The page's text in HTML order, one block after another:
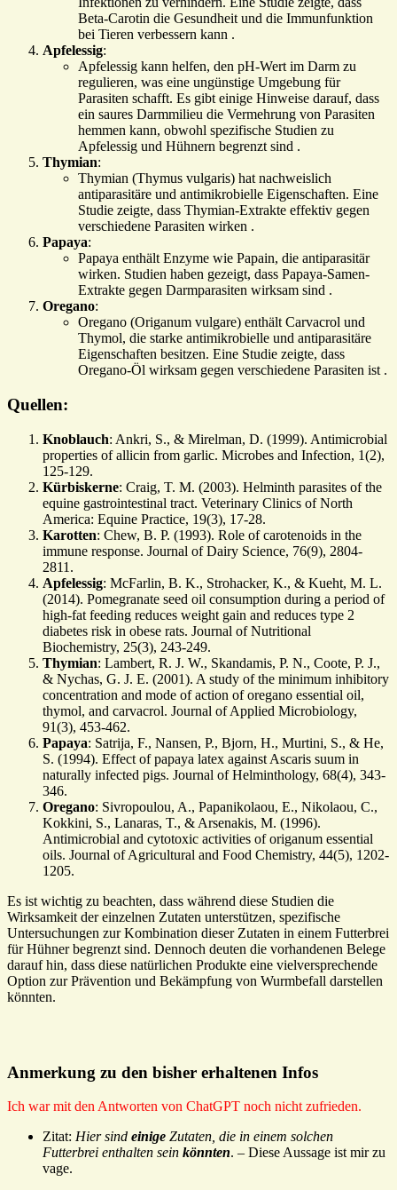
Beta-Carotin die Gesundheit und die Immunfunktion
bei Tieren verbessern kann .
Apfelessig:
Apfelessig kann helfen, den pH-Wert im Darm zu
regulieren, was eine ungünstige Umgebung für
Parasiten schafft. Es gibt einige Hinweise darauf, dass
ein saures Darmmilieu die Vermehrung von Parasiten
hemmen kann, obwohl spezifische Studien zu
Apfelessig und Hühnern begrenzt sind .
Thymian:
Thymian (Thymus vulgaris) hat nachweislich
antiparasitäre und antimikrobielle Eigenschaften. Eine
Studie zeigte, dass Thymian-Extrakte effektiv gegen
verschiedene Parasiten wirken .
Papaya:
Papaya enthält Enzyme wie Papain, die antiparasitär
wirken. Studien haben gezeigt, dass Papaya-Samen-
Extrakte gegen Darmparasiten wirksam sind .
Oregano:
Oregano (Origanum vulgare) enthält Carvacrol und
Thymol, die starke antimikrobielle und antiparasitäre
Eigenschaften besitzen. Eine Studie zeigte, dass
Oregano-Öl wirksam gegen verschiedene Parasiten ist .
Quellen:
Knoblauch: Ankri, S., & Mirelman, D. (1999). Antimicrobial
properties of allicin from garlic. Microbes and Infection, 1(2),
125-129.
Kürbiskerne: Craig, T. M. (2003). Helminth parasites of the
equine gastrointestinal tract. Veterinary Clinics of North
America: Equine Practice, 19(3), 17-28.
Karotten: Chew, B. P. (1993). Role of carotenoids in the
immune response. Journal of Dairy Science, 76(9), 2804-
2811.
Apfelessig: McFarlin, B. K., Strohacker, K., & Kueht, M. L.
(2014). Pomegranate seed oil consumption during a period of
high-fat feeding reduces weight gain and reduces type 2
diabetes risk in obese rats. Journal of Nutritional
Biochemistry, 25(3), 243-249.
Thymian: Lambert, R. J. W., Skandamis, P. N., Coote, P. J.,
& Nychas, G. J. E. (2001). A study of the minimum inhibitory
concentration and mode of action of oregano essential oil,
thymol, and carvacrol. Journal of Applied Microbiology,
91(3), 453-462.
Papaya: Satrija, F., Nansen, P., Bjorn, H., Murtini, S., & He,
S. (1994). Effect of papaya latex against Ascaris suum in
naturally infected pigs. Journal of Helminthology, 68(4), 343-
346.
Oregano: Sivropoulou, A., Papanikolaou, E., Nikolaou, C.,
Kokkini, S., Lanaras, T., & Arsenakis, M. (1996).
Antimicrobial and cytotoxic activities of origanum essential
oils. Journal of Agricultural and Food Chemistry, 44(5), 1202-
1205.
Es ist wichtig zu beachten, dass während diese Studien die
Wirksamkeit der einzelnen Zutaten unterstützen, spezifische
Untersuchungen zur Kombination dieser Zutaten in einem Futterbrei
für Hühner begrenzt sind. Dennoch deuten die vorhandenen Belege
darauf hin, dass diese natürlichen Produkte eine vielversprechende
Option zur Prävention und Bekämpfung von Wurmbefall darstellen
könnten.
Anmerkung zu den bisher erhaltenen Infos
Ich war mit den Antworten von ChatGPT noch nicht zufrieden.
Zitat: Hier sind einige Zutaten, die in einem solchen
Futterbrei enthalten sein könnten. – Diese Aussage ist mir zu
vage.